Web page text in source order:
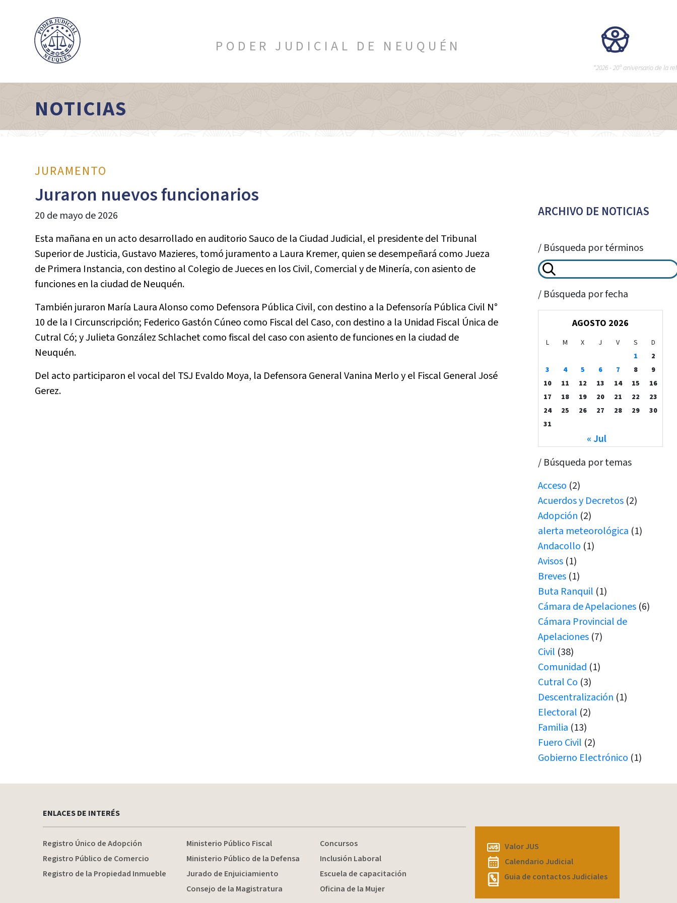
PODER JUDICIAL DE NEUQUÉN
“2026 - 20º aniversario de la
NOTICIAS
JURAMENTO
Juraron nuevos funcionarios
20 de mayo de 2026
Esta mañana en un acto desarrollado en auditorio Sauco de la Ciudad Judicial, el presidente del Tribunal
Superior de Justicia, Gustavo Mazieres, tomó juramento a Laura Kremer, quien se desempeñará como Jueza
de Primera Instancia, con destino al Colegio de Jueces en los Civil, Comercial y de Minería, con asiento de
funciones en la ciudad de Neuquén.
También juraron María Laura Alonso como Defensora Pública Civil, con destino a la Defensoría Pública Civil N°
10 de la I Circunscripción; Federico Gastón Cúneo como Fiscal del Caso, con destino a la Unidad Fiscal Única de
Cutral Có; y Julieta González Schlachet como fiscal del caso con asiento de funciones en la ciudad de
Neuquén.
Del acto participaron el vocal del TSJ Evaldo Moya, la Defensora General Vanina Merlo y el Fiscal General José
Gerez.
ARCHIVO DE NOTICIAS
/ Búsqueda por términos
/ Búsqueda por fecha
AGOSTO 2026
L M X J V S
D
1
2
3
4 5 6 7 8
9
10
11 12 13 14 15
16
17
18 19 20 21 22
23
24
25 26 27 28 29
30
31
« Jul
/ Búsqueda por temas
Acceso (2)
Acuerdos y Decretos (2)
Adopción (2)
alerta meteorológica (1)
Andacollo (1)
Avisos (1)
Breves (1)
Buta Ranquil (1)
Cámara de Apelaciones (6)
Cámara Provincial de
Apelaciones (7)
Civil (38)
Comunidad (1)
Cutral Co (3)
Descentralización (1)
Electoral (2)
Familia (13)
Fuero Civil (2)
Gobierno Electrónico (1)
Junín de los Andes(1)
Justicia de Paz
Justicia de Paz
JxJ(3)
ENLACES DE INTERÉS
Registro Único de Adopción
Registro Público de Comercio
Registro de la Propiedad Inmueble
Ministerio Público Fiscal
Ministerio Público de la Defensa
Jurado de Enjuiciamiento
Consejo de la Magistratura
Concursos
Inclusión Laboral
Escuela de capacitación
Oficina de la Mujer
Valor JUS
Calendario Judicial
Guia de contactos Judiciales